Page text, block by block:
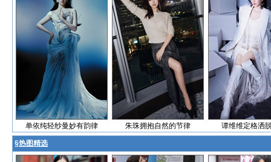
单依纯轻纱曼妙有韵律 朱珠拥抱自然的节律 谭维维定格洒
§热图精选